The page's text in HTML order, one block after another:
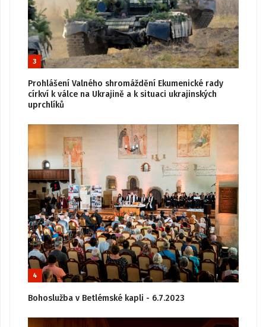
3
Prohlášení Valného shromáždění Ekumenické rady
církví k válce na Ukrajině a k situaci ukrajinských
uprchlíků
4
Bohoslužba v Betlémské kapli - 6.7.2023